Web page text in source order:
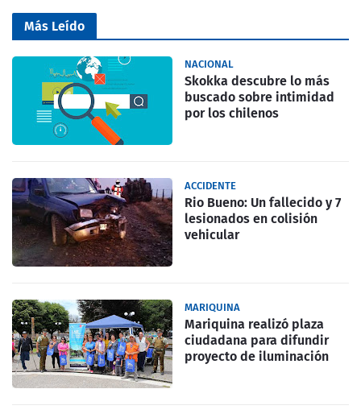
Más Leído
NACIONAL
Skokka descubre lo más
buscado sobre intimidad
por los chilenos
ACCIDENTE
Rio Bueno: Un fallecido y 7
lesionados en colisión
vehicular
MARIQUINA
Mariquina realizó plaza
ciudadana para difundir
proyecto de iluminación